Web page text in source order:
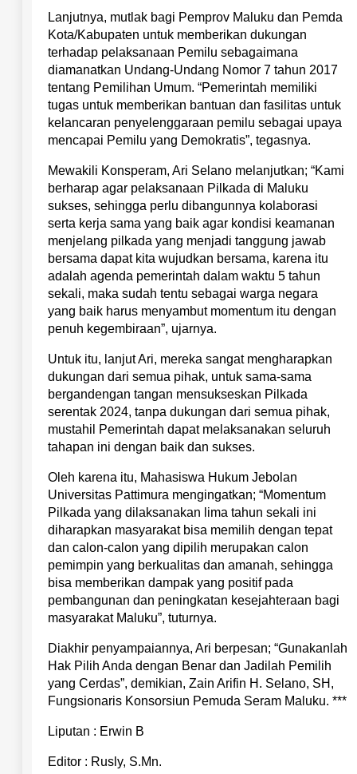
Lanjutnya, mutlak bagi Pemprov Maluku dan Pemda
Kota/Kabupaten untuk memberikan dukungan
terhadap pelaksanaan Pemilu sebagaimana
diamanatkan Undang-Undang Nomor 7 tahun 2017
tentang Pemilihan Umum. “Pemerintah memiliki
tugas untuk memberikan bantuan dan fasilitas untuk
kelancaran penyelenggaraan pemilu sebagai upaya
mencapai Pemilu yang Demokratis”, tegasnya.
Mewakili Konsperam, Ari Selano melanjutkan; “Kami
berharap agar pelaksanaan Pilkada di Maluku
sukses, sehingga perlu dibangunnya kolaborasi
serta kerja sama yang baik agar kondisi keamanan
menjelang pilkada yang menjadi tanggung jawab
bersama dapat kita wujudkan bersama, karena itu
adalah agenda pemerintah dalam waktu 5 tahun
sekali, maka sudah tentu sebagai warga negara
yang baik harus menyambut momentum itu dengan
penuh kegembiraan”, ujarnya.
Untuk itu, lanjut Ari, mereka sangat mengharapkan
dukungan dari semua pihak, untuk sama-sama
bergandengan tangan mensukseskan Pilkada
serentak 2024, tanpa dukungan dari semua pihak,
mustahil Pemerintah dapat melaksanakan seluruh
tahapan ini dengan baik dan sukses.
Oleh karena itu, Mahasiswa Hukum Jebolan
Universitas Pattimura mengingatkan; “Momentum
Pilkada yang dilaksanakan lima tahun sekali ini
diharapkan masyarakat bisa memilih dengan tepat
dan calon-calon yang dipilih merupakan calon
pemimpin yang berkualitas dan amanah, sehingga
bisa memberikan dampak yang positif pada
pembangunan dan peningkatan kesejahteraan bagi
masyarakat Maluku”, tuturnya.
Diakhir penyampaiannya, Ari berpesan; “Gunakanlah
Hak Pilih Anda dengan Benar dan Jadilah Pemilih
yang Cerdas”, demikian, Zain Arifin H. Selano, SH,
Fungsionaris Konsorsiun Pemuda Seram Maluku. ***
Liputan : Erwin B
Editor : Rusly, S.Mn.